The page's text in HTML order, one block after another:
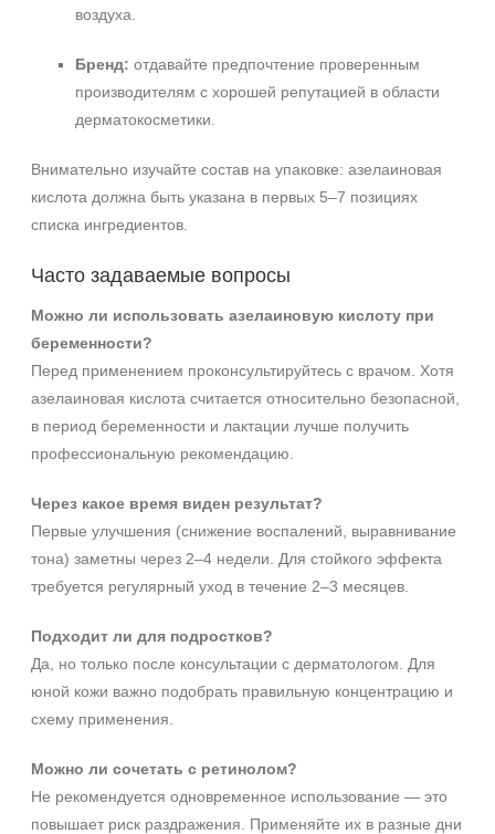
воздуха.
Бренд: отдавайте предпочтение проверенным
производителям с хорошей репутацией в области
дерматокосметики.
Внимательно изучайте состав на упаковке: азелаиновая
кислота должна быть указана в первых 5–7 позициях
списка ингредиентов.
Часто задаваемые вопросы
Можно ли использовать азелаиновую кислоту при
беременности?
Перед применением проконсультируйтесь с врачом. Хотя
азелаиновая кислота считается относительно безопасной,
в период беременности и лактации лучше получить
профессиональную рекомендацию.
Через какое время виден результат?
Первые улучшения (снижение воспалений, выравнивание
тона) заметны через 2–4 недели. Для стойкого эффекта
требуется регулярный уход в течение 2–3 месяцев.
Подходит ли для подростков?
Да, но только после консультации с дерматологом. Для
юной кожи важно подобрать правильную концентрацию и
схему применения.
Можно ли сочетать с ретинолом?
Не рекомендуется одновременное использование — это
повышает риск раздражения. Применяйте их в разные дни